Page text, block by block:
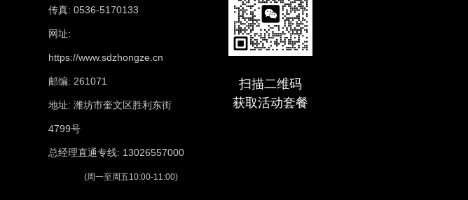
传真: 0536-5170133
网址:
https://www.sdzhongze.cn
邮编: 261071
地址: 潍坊市奎文区胜利东街
4799号
总经理直通专线: 13026557000
(周一至周五10:00-11:00)
扫描二维码
获取活动套餐